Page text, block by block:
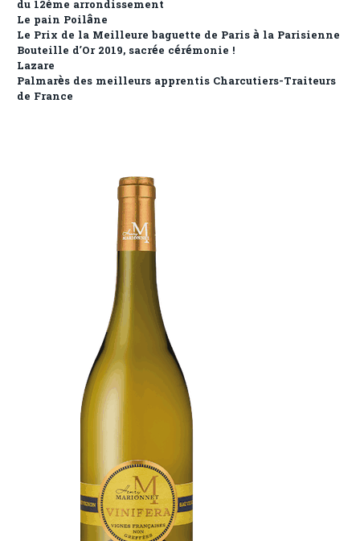
du 12ème arrondissement
Le pain Poilâne
Le Prix de la Meilleure baguette de Paris à la Parisienne
Bouteille d’Or 2019, sacrée cérémonie !
Lazare
Palmarès des meilleurs apprentis Charcutiers-Traiteurs
de France